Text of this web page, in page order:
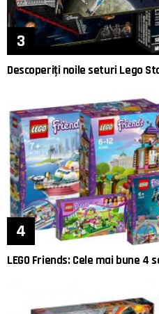
Descoperiți noile seturi Lego
LEGO Friends: Cele mai bune